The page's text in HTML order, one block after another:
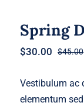
Spring
$45.00
$30.00
Vestibulum ac
elementum